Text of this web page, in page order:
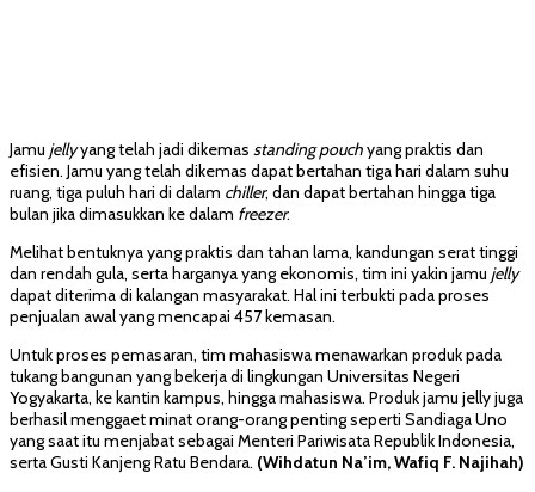
Jamu jellyyang telah jadi dikemas standing pouchyang praktis dan
efisien. Jamu yang telah dikemas dapat bertahan tiga hari dalam suhu
ruang, tiga puluh hari di dalam chiller, dan dapat bertahan hingga tiga
bulan jika dimasukkan ke dalam freezer.
Melihat bentuknya yang praktis dan tahan lama, kandungan serat tinggi
dan rendah gula, serta harganya yang ekonomis, tim ini yakin jamu jelly
dapat diterima di kalangan masyarakat. Hal ini terbukti pada proses
penjualan awal yang mencapai 457 kemasan.
Untuk proses pemasaran, tim mahasiswa menawarkan produk pada
tukang bangunan yang bekerja di lingkungan Universitas Negeri
Yogyakarta, ke kantin kampus, hingga mahasiswa. Produk jamu jelly juga
berhasil menggaet minat orang-orang penting seperti Sandiaga Uno
yang saat itu menjabat sebagai Menteri Pariwisata Republik Indonesia,
serta Gusti Kanjeng Ratu Bendara. (Wihdatun Na’im, Wafiq F. Najihah)